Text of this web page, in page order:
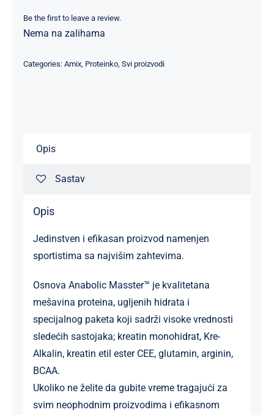
Be the first to leave a review.
Nema na zalihama
Categories: Amix, Proteinko, Svi proizvodi
Opis
Sastav
Opis
Jedinstven i efikasan proizvod namenjen
sportistima sa najvišim zahtevima.
Osnova Anabolic Masster™ je kvalitetana
mešavina proteina, ugljenih hidrata i
specijalnog paketa koji sadrži visoke vrednosti
sledećih sastojaka; kreatin monohidrat, Kre-
Alkalin, kreatin etil ester CEE, glutamin, arginin,
BCAA.
Ukoliko ne želite da gubite vreme tragajući za
svim neophodnim proizvodima i efikasnom